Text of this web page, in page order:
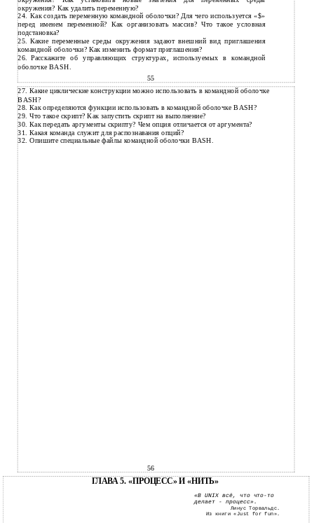
окружения? Как удалить переменную?
24. Как создать переменную командной оболочки? Для чего используется «$»
перед именем переменной? Как организовать массив? Что такое условная
подстановка?
25. Какие переменные среды окружения задают внешний вид приглашения
командной оболочки? Как изменить формат приглашения?
26. Расскажите об управляющих структурах, используемых в командной
оболочке BASH.
55
27. Какие циклические конструкции можно использовать в командной оболочке
BASH?
28. Как определяются функции использовать в командной оболочке BASH?
29. Что такое скрипт? Как запустить скрипт на выполнение?
30. Как передать аргументы скрипту? Чем опция отличается от аргумента?
31. Какая команда служит для распознавания опций?
32. Опишите специальные файлы командной оболочки BASH.
56
ГЛАВА 5. «ПРОЦЕСС» И «НИТЬ»
«В UNIX всё, что что-то
делает - процесс».
Линус Торвальдс.
Из книги «Just for fun».